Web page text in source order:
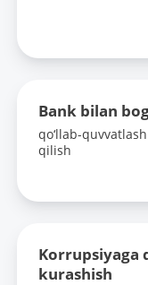
Bank bilan
qo‘llab-
qilish
Korrupsiyaga
kurashish